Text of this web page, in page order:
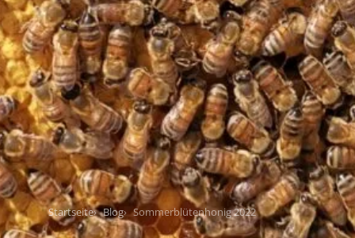
Startseite Blog Sommerblütenhonig 2022